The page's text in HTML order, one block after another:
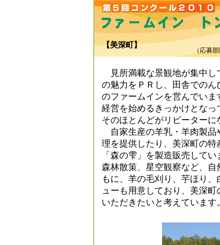
【美深町】
（応募
見所満載な景観地が集中し
の魅力をＰＲし、田舎での
のファームインを営んでい
経営を始めるきっかけとな
そのほとんどがリピーター
自家生産の羊乳・羊肉製品
理を提供したり、美深町の
「森の雫」を製造販売して
森林散策、星空観察など、
もに、羊の毛刈り、芋ほり
ューも用意しており、美深
いただきたいと考えています